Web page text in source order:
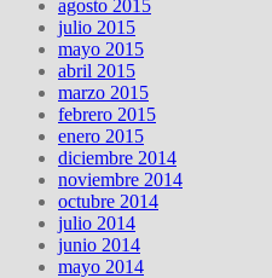
agosto 2015
julio 2015
mayo 2015
abril 2015
marzo 2015
febrero 2015
enero 2015
diciembre 2014
noviembre 2014
octubre 2014
julio 2014
junio 2014
mayo 2014